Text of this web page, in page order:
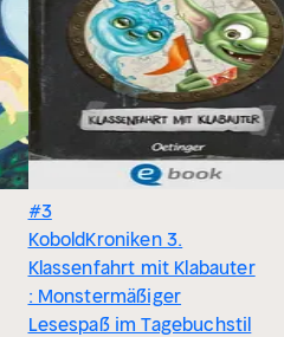
#3
KoboldKroniken 3.
Klassenfahrt mit Klabauter
: Monstermäßiger
Lesespaß im Tagebuchstil